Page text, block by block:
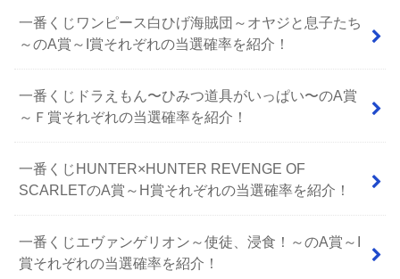
一番くじワンピース白ひげ海賊団～オヤジと息子たち
～のA賞～I賞それぞれの当選確率を紹介！
⼀番くじドラえもん〜ひみつ道具がいっぱい〜のA賞
～Ｆ賞それぞれの当選確率を紹介！
一番くじHUNTER×HUNTER REVENGE OF
SCARLETのA賞～H賞それぞれの当選確率を紹介！
一番くじエヴァンゲリオン～使徒、浸食！～のA賞～I
賞それぞれの当選確率を紹介！